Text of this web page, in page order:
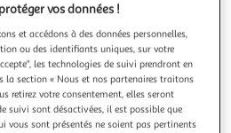
Illustration
précédente
Illustration
suivante
vos données !
et accédons à des données personnelles,
ou des identifiants uniques, sur votre
les technologies de suivi prendront en
la section « Nous et nos partenaires traitons
retirez votre consentement, elles seront
suivi sont désactivées, il est possible que
vous sont présentés ne soient pas pertinents